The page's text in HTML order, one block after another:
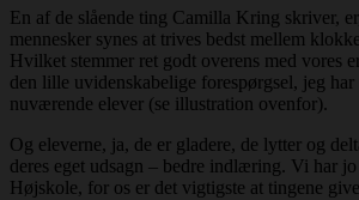
En af de slående ting Camilla Kring skriver,
mennesker synes at trives bedst mellem
Hvilket stemmer ret godt overens med vores
den lille uvidenskabelige forespørgsel, jeg
nuværende elever (se illustration ovenfor).
Og eleverne, ja, de er gladere, de lytter og
deres eget udsagn – bedre indlæring. Vi har jo
Højskole, for os er det vigtigste at tingene